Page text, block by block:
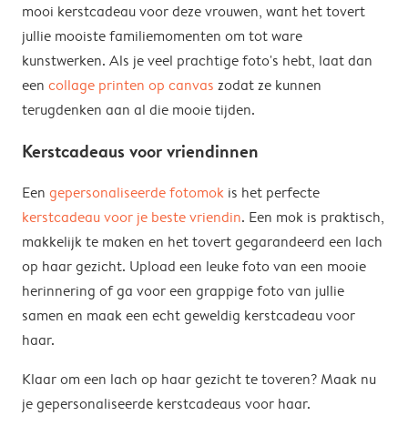
mooi kerstcadeau voor deze vrouwen, want het tovert
jullie mooiste familiemomenten om tot ware
kunstwerken. Als je veel prachtige foto's hebt, laat dan
een collage printen op canvas zodat ze kunnen
terugdenken aan al die mooie tijden.
Kerstcadeaus voor vriendinnen
Een gepersonaliseerde fotomok is het perfecte
kerstcadeau voor je beste vriendin. Een mok is praktisch,
makkelijk te maken en het tovert gegarandeerd een lach
op haar gezicht. Upload een leuke foto van een mooie
herinnering of ga voor een grappige foto van jullie
samen en maak een echt geweldig kerstcadeau voor
haar.
Klaar om een lach op haar gezicht te toveren? Maak nu
je gepersonaliseerde kerstcadeaus voor haar.